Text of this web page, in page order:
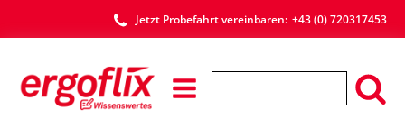
Jetzt Probefahrt vereinbaren: +43 (0) 720317453